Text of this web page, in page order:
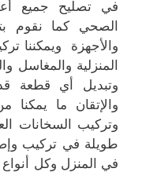
في تصليح جميع
الصحي كما نقوم
والأجهزة ويمكننا
المنزلية والمغاسل
وتبديل أي قطعة قد
والإتقان ما
وتركيب السخانات
طويلة في تركيب
في المنزل وكل